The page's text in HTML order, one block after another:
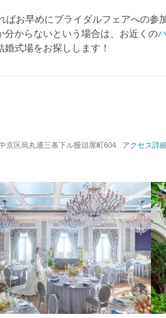
お早めにブライダルフェアへの参
からないという場合は、お近くの
式場をお探しします！
挙式スタイル: 教会式(キリスト教式)／神前
京区烏丸通三条下ル饅頭屋町604 アクセス詳